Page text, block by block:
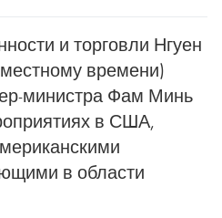
и торговли Нгуен
времени)
министра Фам Минь
в США,
в области